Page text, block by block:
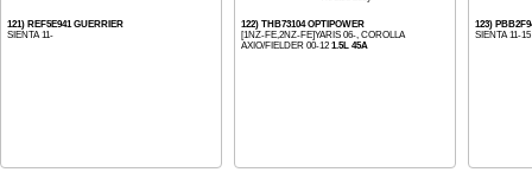
121) REF5E941 GUERRIER
SIENTA 11-
122) THB73104 OPTIPOWER
[1NZ-FE,2NZ-FE]YARIS 06-, COROLLA
AXIO/FIELDER 00-12 1.5L 45A
123)
SIENTA 11-15